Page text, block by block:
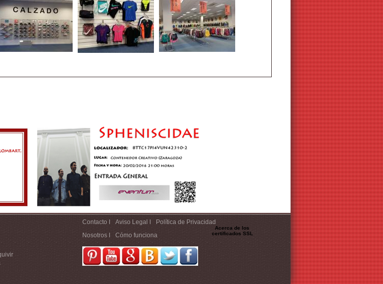
Contacto I Aviso Legal I
Política de Privacidad
Nosotros I
Cómo funciona
Acerca de los
certificados SSL